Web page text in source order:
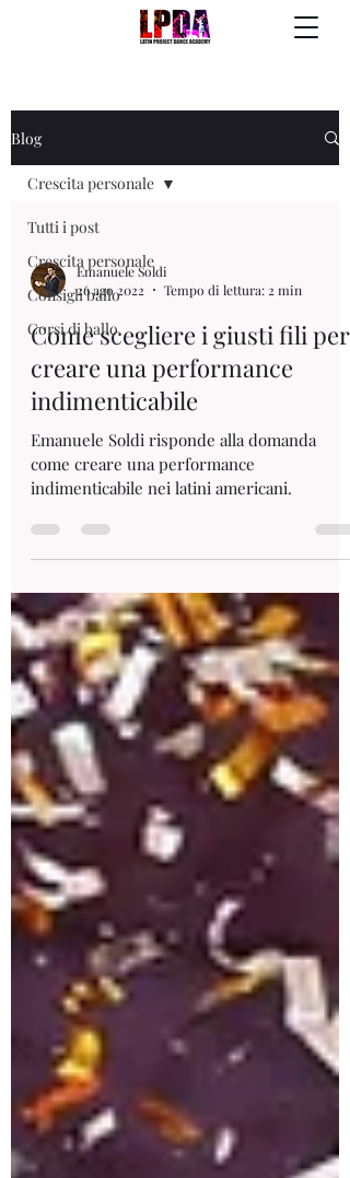
Blog
Tutti i post
Crescita personale
Consigli ballo
Corsi di ballo
Crescita personale
Emanuele Soldi
26 ago 2022
Tempo di lettura: 2 min
Come scegliere i giusti fili per
creare una performance
indimenticabile
Emanuele Soldi risponde alla domanda
come creare una performance
indimenticabile nei latini americani.